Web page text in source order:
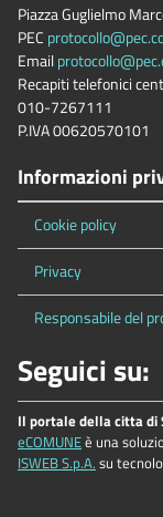
Piazza Guglielmo
PEC
Email
Recapiti telefonici
010-7267111
P.IVA 00620570101
Informazioni
Cookie policy
Privacy
Responsabile del
Seguici su:
Il portale della citta di
eCOMUNEè una
ISWEB S.p.A. su